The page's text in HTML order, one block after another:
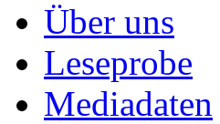
Über uns
Leseprobe
Mediadaten